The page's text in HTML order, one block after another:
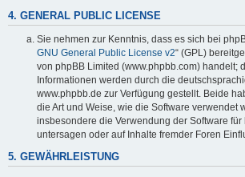
4. GENERAL PUBLIC LICENSE
Sie nehmen zur Kenntnis, dass es sich bei
GNU General Public License v2“ (GPL)
von phpBB Limited (www.phpbb.com) handelt;
Informationen werden durch die
www.phpbb.de zur Verfügung gestellt. Beide
die Art und Weise, wie die Software verwendet
insbesondere die Verwendung der Software für
untersagen oder auf Inhalte fremder Foren
5. GEWÄHRLEISTUNG